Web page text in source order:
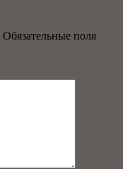
Обязательные поля